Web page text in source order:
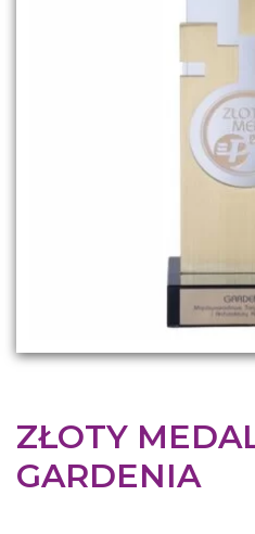
ZŁOTY
GARDENIA